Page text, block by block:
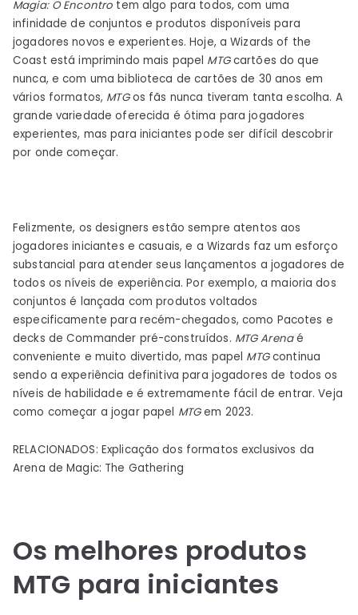
a
jogar
Paper
MTG
em
2023
Magia: O Encontro tem algo para todos, com uma
infinidade de conjuntos e produtos disponíveis para
jogadores novos e experientes. Hoje, a Wizards of the
Coast está imprimindo mais papel MTGcartões do que
nunca, e com uma biblioteca de cartões de 30 anos em
vários formatos, MTGos fãs nunca tiveram tanta escolha. A
grande variedade oferecida é ótima para jogadores
experientes, mas para iniciantes pode ser difícil descobrir
por onde começar.
Felizmente, os designers estão sempre atentos aos
jogadores iniciantes e casuais, e a Wizards faz um esforço
substancial para atender seus lançamentos a jogadores de
todos os níveis de experiência. Por exemplo, a maioria dos
conjuntos é lançada com produtos voltados
especificamente para recém-chegados, como Pacotes e
decks de Commander pré-construídos. MTG Arenaé
conveniente e muito divertido, mas papel MTGcontinua
sendo a experiência definitiva para jogadores de todos os
níveis de habilidade e é extremamente fácil de entrar. Veja
como começar a jogar papel MTGem 2023.
RELACIONADOS: Explicação dos formatos exclusivos da
Arena de Magic: The Gathering
Os melhores produtos
MTG para iniciantes